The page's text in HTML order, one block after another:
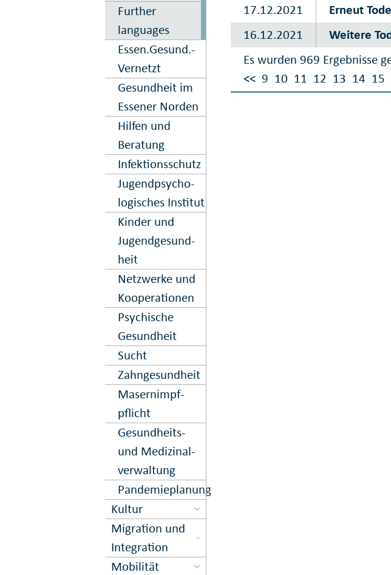
Further
languages
Essen.­Gesund.­
Vernetzt
Gesundheit im
Essener Norden
Hilfen und
Beratung
Infektions­schutz
Jugend­psycho­
logisches Institut
Kinder und
Jugend­gesund­
heit
Netz­werke und
Kooper­ation­en
Psy­chische
Gesund­heit
Sucht
Zahn­gesund­heit
Masern­impf­
pflicht
Gesund­heits-
und Medi­zinal­
ver­waltung
Pandemieplanung
Kultur
Migration und
Inte­gration
Mobilität
Es wurden 969 Ergebnisse
<< 9 10 11 12 13 14 15
17.12.2021
Erneut
16.12.2021
Weitere